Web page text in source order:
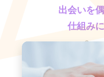
出会いを
仕組み